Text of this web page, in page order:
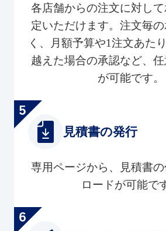
各店舗からの注文に対し
定いただけます。注文毎
く、月額予算や1注文あた
越えた場合の承認など、
が可能です。
見積書の発行
専用ページから、見積書
ロードが可能で